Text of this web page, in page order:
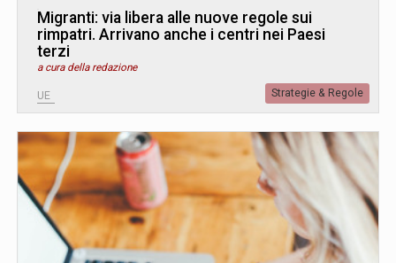
Migranti: via libera alle nuove regole sui
rimpatri. Arrivano anche i centri nei Paesi
terzi
a cura della redazione
UE Strategie & Regole